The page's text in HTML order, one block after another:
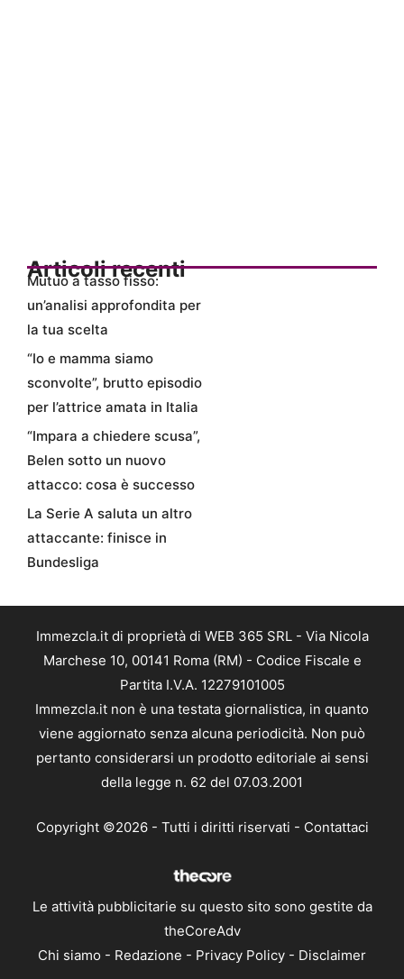
Articoli recenti
Mutuo a tasso fisso:
un’analisi approfondita per
la tua scelta
“Io e mamma siamo
sconvolte”, brutto episodio
per l’attrice amata in Italia
“Impara a chiedere scusa”,
Belen sotto un nuovo
attacco: cosa è successo
La Serie A saluta un altro
attaccante: finisce in
Bundesliga
Immezcla.it di proprietà di WEB 365 SRL - Via Nicola
Marchese 10, 00141 Roma (RM) - Codice Fiscale e
Partita I.V.A. 12279101005
Immezcla.it non è una testata giornalistica, in quanto
viene aggiornato senza alcuna periodicità. Non può
pertanto considerarsi un prodotto editoriale ai sensi
della legge n. 62 del 07.03.2001
Copyright ©2026 - Tutti i diritti riservati - Contattaci
Le attività pubblicitarie su questo sito sono gestite da
theCoreAdv
Chi siamo - Redazione - Privacy Policy - Disclaimer